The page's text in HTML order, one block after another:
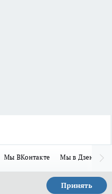
Мы ВКонтакте Мы в Дзене
Принять